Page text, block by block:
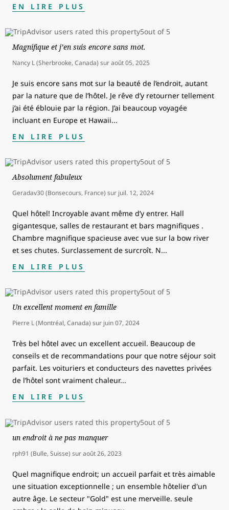
EN LIRE PLUS
Magnifique et j’en suis encore sans mot.
Nancy L (Sherbrooke, Canada) suraoût 05, 2025
Je suis encore sans mot sur la beauté de l’endroit, autant
par la nature que de l’hôtel. Je rêve d’y retourner tellement
j’ai été éblouie par la région. J’ai beaucoup voyagée
incluant en Europe et Hawaii...
EN LIRE PLUS
Absolument fabuleux
Geradav30 (Bonsecours, France) sur juil. 12, 2024
Quel hôtel! Incroyable avant même d’y entrer. Hall
gigantesque, salles de restaurant et bars magnifiques .
Chambre magnifique spacieuse avec vue sur la bow river
et ses chutes. Surclassement de surcroît. N...
EN LIRE PLUS
Un excellent moment en famille
Pierre L (Montréal, Canada) sur juin 07, 2024
Très bel hôtel avec un excellent accueil. Beaucoup de
conseils et de recommandations pour que notre séjour soit
parfait. Les voituriers et conducteurs des navettes privées
de l’hôtel sont vraiment chaleur...
EN LIRE PLUS
un endroit à ne pas manquer
rph91 (Bulle, Suisse) suraoût 26, 2023
Quel magnifique endroit; un accueil parfait et très aimable
une situation exceptionnelle ; un ensemble hôtelier d'un
autre âge. Le secteur "Gold" est une merveille. seule